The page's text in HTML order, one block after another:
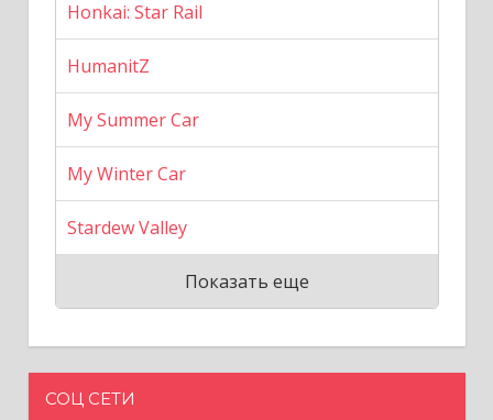
Honkai: Star Rail
HumanitZ
My Summer Car
My Winter Car
Stardew Valley
Показать еще
СОЦ СЕТИ